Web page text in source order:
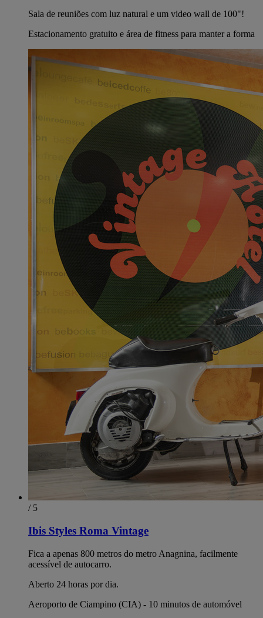
Sala de reuniões com luz natural e um video wall de 100"!
Estacionamento gratuito e área de fitness para manter a forma
/ 5
Ibis Styles Roma Vintage
Fica a apenas 800 metros do metro Anagnina, facilmente
acessível de autocarro.
Aberto 24 horas por dia.
Aeroporto de Ciampino (CIA) - 10 minutos de automóvel